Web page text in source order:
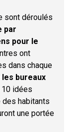
sont déroulés
par
pour le
ont
dans chaque
les bureaux
idées
habitants
une portée